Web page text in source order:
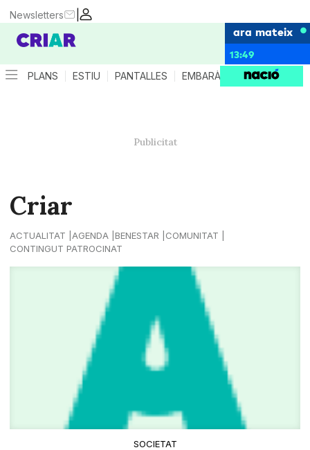
|
Newsletters
ara mateix
13:49
PLANS ESTIU PANTALLES EMBARÀS CRIANÇA
Criar
ACTUALITAT AGENDA BENESTAR
COMUNITAT
CONTINGUT PATROCINAT
SOCIETAT